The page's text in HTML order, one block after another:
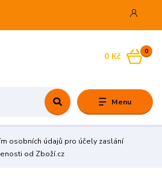
Menu
0
0 Kč
osobních údajů pro účely zaslání
od Zboží.cz